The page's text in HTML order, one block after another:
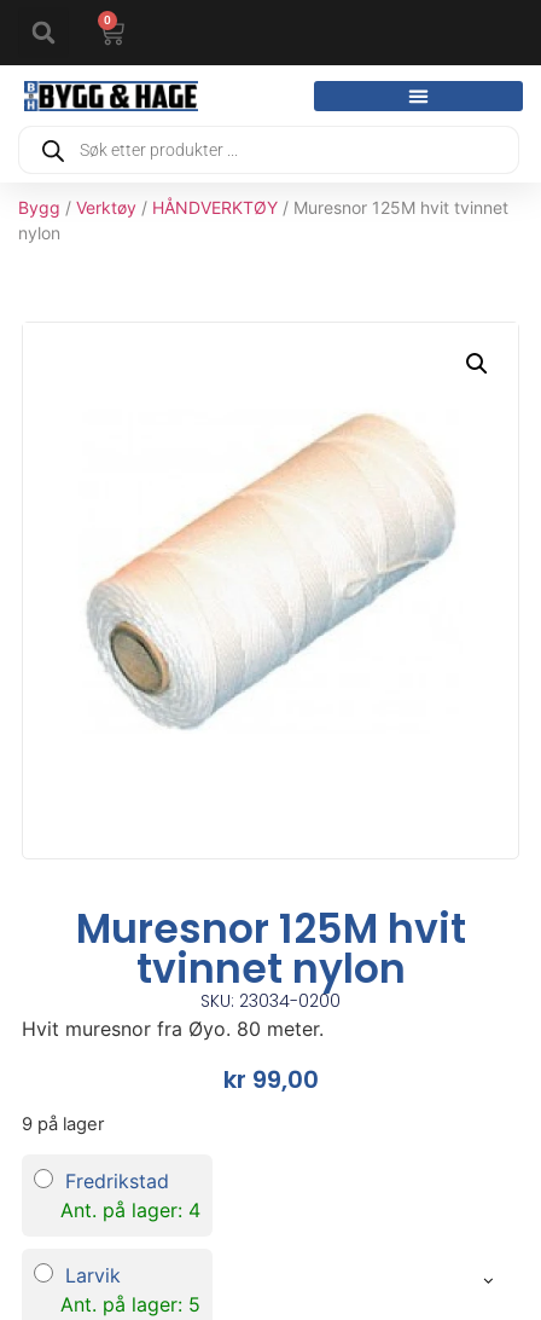
0
Bygg / Verktøy / HÅNDVERKTØY / Muresnor 125M hvit tvinnet
nylon
Muresnor 125M hvit
tvinnet nylon
SKU: 23034-0200
Hvit muresnor fra Øyo. 80 meter.
kr 99,00
9 på lager
Fredrikstad
Ant. på lager: 4
Larvik
Ant. på lager: 5